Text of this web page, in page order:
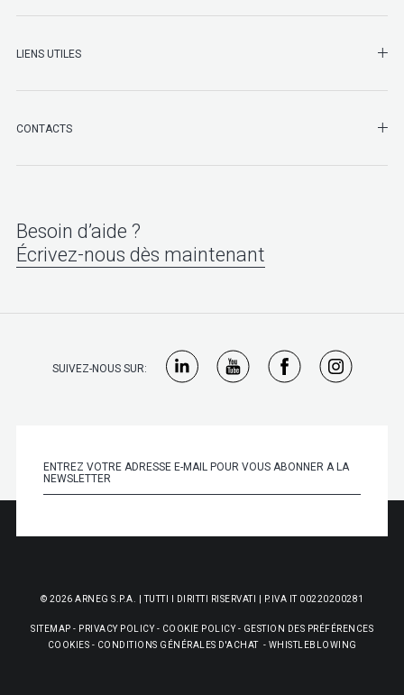
LIENS UTILES
CONTACTS
Besoin d’aide ?
Écrivez-nous dès maintenant
SUIVEZ-NOUS SUR:
© 2026 ARNEG S.P.A. | TUTTI I DIRITTI RISERVATI | P.IVA IT 00220200281
SITEMAP - PRIVACY POLICY- COOKIE POLICY- GESTION DES PRÉFÉRENCES
COOKIES - CONDITIONS GÉNÉRALES D'ACHAT- WHISTLEBLOWING